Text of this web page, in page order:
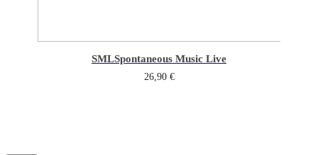
SMLSpontaneous Music Live
26,90 €